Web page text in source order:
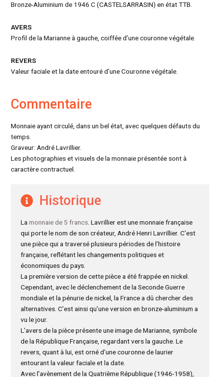
Bronze-Aluminium de 1946 C (CASTELSARRASIN) en état TTB.
AVERS
Profil de la Marianne à gauche, coiffée d’une couronne végétale.
REVERS
Valeur faciale et la date entouré d’une Couronne végétale.
Commentaire
Monnaie ayant circulé, dans un bel état, avec quelques défauts du
temps.
Graveur: André Lavrillier.
Les photographies et visuels de la monnaie présentée sont à
caractère contractuel.
Historique
Lamonnaie de 5 francs . Lavrillier est une monnaie française
qui porte le nom de son créateur, André Henri Lavrillier. C’est
une pièce qui a traversé plusieurs périodes de l’histoire
française, reflétant les changements politiques et
économiques du pays.
La première version de cette pièce a été frappée en nickel.
Cependant, avec le déclenchement de la Seconde Guerre
mondiale et la pénurie de nickel, la France a dû chercher des
alternatives. C’est ainsi qu’une version en bronze-aluminium a
vu le jour.
L’avers de la pièce présente une image de Marianne, symbole
de la République Française, regardant vers la gauche. Le
revers, quant à lui, est orné d’une couronne de laurier
entourant la valeur faciale et la date.
Avec l’avènement de la Quatrième République (1946-1958),